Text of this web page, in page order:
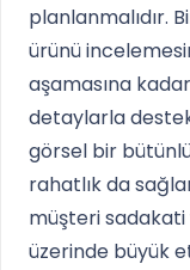
planlanmalıdır.
ürünü
aşamasına
detaylarla
görsel bir
rahatlık da
müşteri
üzerinde büyük